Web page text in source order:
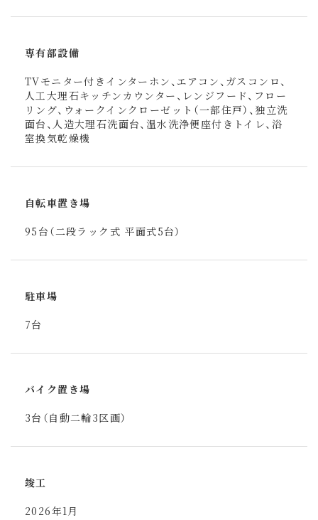
専有部設備
TVモニター付きインターホン、エアコン、ガスコンロ、
人工大理石キッチンカウンター、レンジフード、フロー
リング、ウォークインクローゼット（一部住戸）、独立洗
面台、人造大理石洗面台、温水洗浄便座付きトイレ、浴
室換気乾燥機
自転車置き場
95台（二段ラック式 平面式5台）
駐車場
7台
バイク置き場
3台（自動二輪3区画）
竣工
2026年1月